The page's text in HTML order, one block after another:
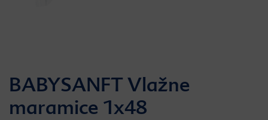
BABYSANFT Vlažne
maramice 1x48